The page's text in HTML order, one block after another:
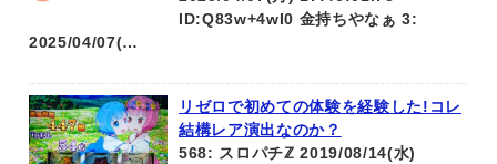
ID:Q83w+4wI0 金持ちやなぁ 3:
2025/04/07(…
リゼロで初めての体験を経験した!コレ
結構レア演出なのか？
568: スロパチℤ 2019/08/14(水)